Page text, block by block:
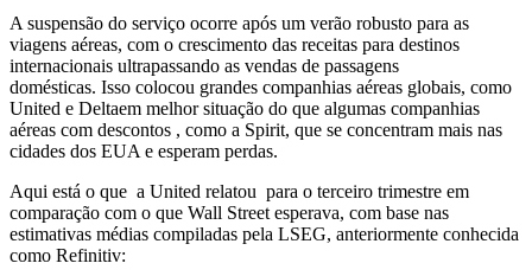
A suspensão do serviço ocorre após um verão robusto para as
viagens aéreas, com o crescimento das receitas para destinos
internacionais ultrapassando as vendas de passagens
domésticas. Isso colocou grandes companhias aéreas globais, como
United e Deltaem melhor situação do que algumas companhias
aéreas com descontos , como a Spirit, que se concentram mais nas
cidades dos EUA e esperam perdas.
Aqui está o que a United relatou para o terceiro trimestre em
comparação com o que Wall Street esperava, com base nas
estimativas médias compiladas pela LSEG, anteriormente conhecida
como Refinitiv: